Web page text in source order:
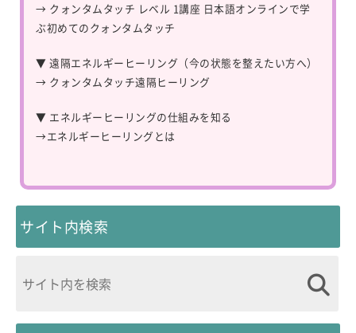
→ クォンタムタッチ レベル 1講座 日本語オンラインで学
ぶ初めてのクォンタムタッチ
▼ 遠隔エネルギーヒーリング（今の状態を整えたい方へ）
→ クォンタムタッチ遠隔ヒーリング
▼ エネルギーヒーリングの仕組みを知る
→エネルギーヒーリングとは
サイト内検索